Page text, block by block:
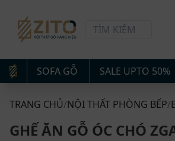
SOFA GỖ SALE UPTO 50%
TRANG CHỦ/NỘI THẤT PHÒNG BẾP/
GHẾ ĂN GỖ ÓC CHÓ